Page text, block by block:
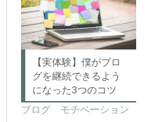
h
a
r
e
o
n
T
w
i
t
t
e
で
共
有
す
る
に
は
ク
リ
ッ
ク
し
【実体験】僕がブロ
グを継続できるよう
になった3つのコツ
ブログ モチベーション